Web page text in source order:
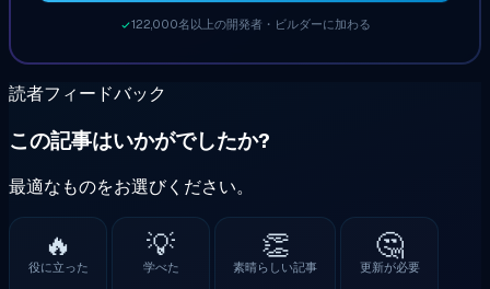
122,000名以上の開発者・ビルダーに加わる
読者フィードバック
この記事はいかがでしたか?
最適なものをお選びください。
🔥
役に立った
💡
学べた
👏
素晴らしい記事
🤔
更新が必要